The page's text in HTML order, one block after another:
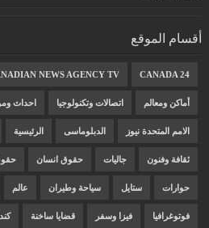
أقسام الموقع
CANADA 24
NEWS AGENCY TV
أماكن ومعالم اتصالات وتكنولوجيا احداث
الامم المتحدة نيوز الدبلوماسى الرئيسية
ثقافة وفنون جاليات حقوق انسان
حوارات ستايل سياحة وطيران عالم
فوتوغرافيا فيزا وسفر قضايا ساخنة